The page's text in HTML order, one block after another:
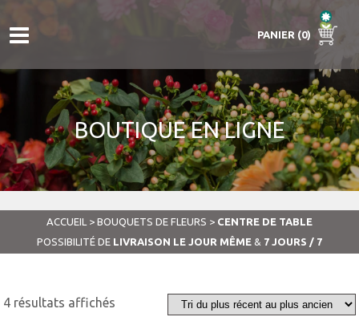
PANIER (0)
BOUTIQUE EN LIGNE
ACCUEIL > BOUQUETS DE FLEURS > CENTRE DE TABLE
POSSIBILITÉ DE LIVRAISON LE JOUR MÊME & 7 JOURS / 7
4 résultats affichés